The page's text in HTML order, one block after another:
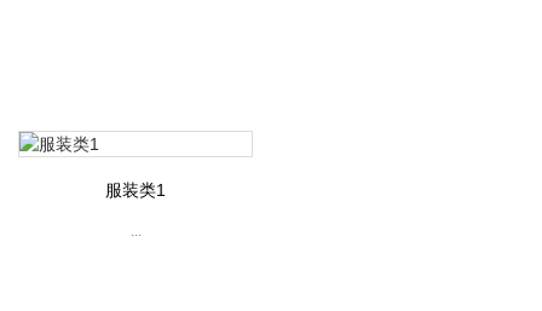
服装类1
...